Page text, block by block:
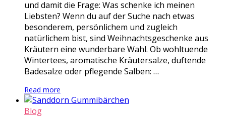
und damit die Frage: Was schenke ich meinen
Liebsten? Wenn du auf der Suche nach etwas
besonderem, persönlichem und zugleich
natürlichem bist, sind Weihnachtsgeschenke aus
Kräutern eine wunderbare Wahl. Ob wohltuende
Wintertees, aromatische Kräutersalze, duftende
Badesalze oder pflegende Salben: …
Read more
Blog